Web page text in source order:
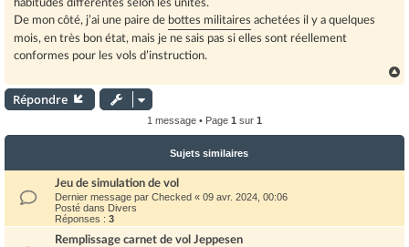
habitudes différentes selon les unités.
De mon côté, j’ai une paire de bottes militaires achetées il y a quelques
mois, en très bon état, mais je ne sais pas si elles sont réellement
conformes pour les vols d’instruction.
a
Répondre
1 message • Page 1 sur 1
Sujets similaires
Jeu de simulation de vol
Dernier message par Checked « 09 avr. 2024, 00:06
Posté dans Divers
Réponses : 3
Remplissage carnet de vol Jeppesen